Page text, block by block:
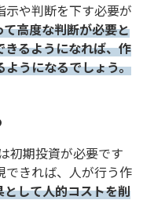
ついて読み
解いていき
ます。
示や判断を下す必要が
て高度な判断が必要と
きるようになれば、作
ようになるでしょう。
初期投資が必要です
できれば、人が行う作
として人的コストを削